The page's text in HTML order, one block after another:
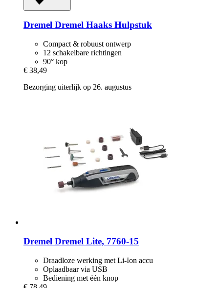
Dremel Dremel Haaks Hulpstuk
Compact & robuust ontwerp
12 schakelbare richtingen
90° kop
€ 38,49
Bezorging uiterlijk op 26. augustus
Dremel Dremel Lite, 7760-​15
Draadloze werking met Li-Ion accu
Oplaadbaar via USB
Bediening met één knop